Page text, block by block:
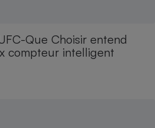
Que Choisir entend
compteur intelligent